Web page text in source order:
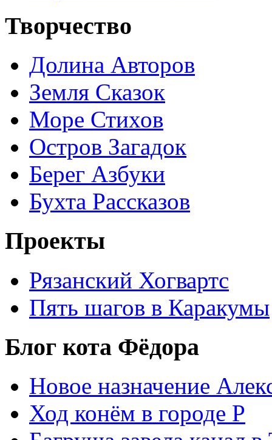
Творчество
Долина Авторов
Земля Сказок
Море Стихов
Остров Загадок
Берег Азбуки
Бухта Рассказов
Проекты
Рязанский Хогвартс
Пять шагов в Каракумы
Блог кота Фёдора
Новое назначение
Ход конём в городе Р